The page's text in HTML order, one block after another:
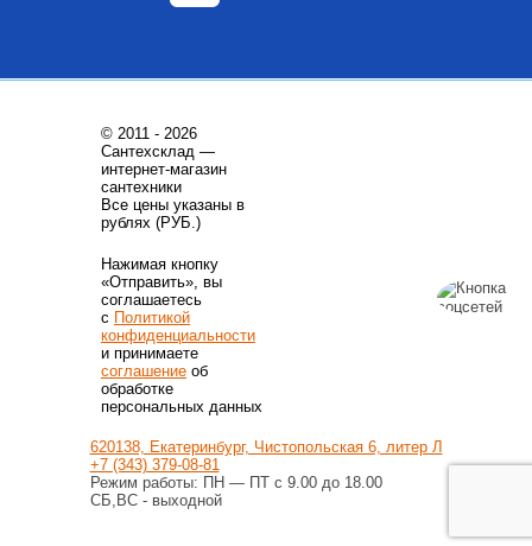
Трубы из сшитого полиэтилена
полиэтилена с барьерным
слоем EVOH, тип PE-Xa
25(3,5) бухта 50 м,
VA2535.3.C.050
Руб.
Купить
Автоматика для насосов
© 2011 - 2026
Сантехсклад —
интернет-магазин
сантехники
Все цены указаны в
рублях (РУБ.)
Нажимая кнопку
«Отправить», вы
соглашаетесь
с Политикой
конфиденциальности
и принимаете
соглашениеоб
обработке
персональных данных
620138, Екатеринбург, Чистопольская 6, литер Л
+7 (343) 379-08-81
Режим работы: ПН — ПТ с 9.00 до 18.00
СБ,ВС - выходной